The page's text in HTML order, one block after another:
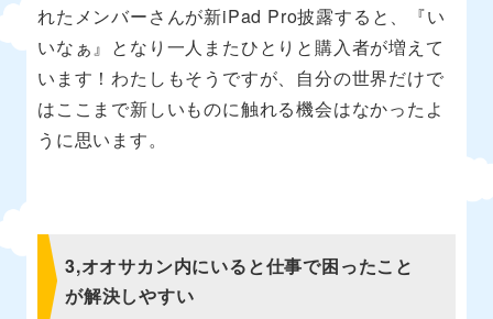
れたメンバーさんが新iPad Pro披露すると、『い
いなぁ』となり一人またひとりと購入者が増えて
います！わたしもそうですが、自分の世界だけで
はここまで新しいものに触れる機会はなかったよ
うに思います。
3,オオサカン内にいると仕事で困ったこと
が解決しやすい